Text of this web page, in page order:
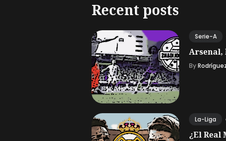
Recent posts
Serie-A
Arsenal,
By
La-Liga
¿El